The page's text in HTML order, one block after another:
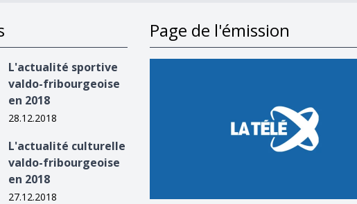
valdo-fribourgeoise en 2018
L'actualité sportive
valdo-fribourgeoise
en 2018
28.12.2018
valdo-fribourgeoise en 2018
L'actualité culturelle
valdo-fribourgeoise
en 2018
27.12.2018
Page de l'émission